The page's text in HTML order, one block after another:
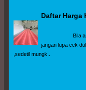
Daftar Harga
Bila anda
jangan lupa cek
,sedetil mungk...